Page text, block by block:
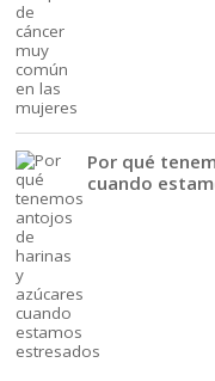
Por qué
cuando